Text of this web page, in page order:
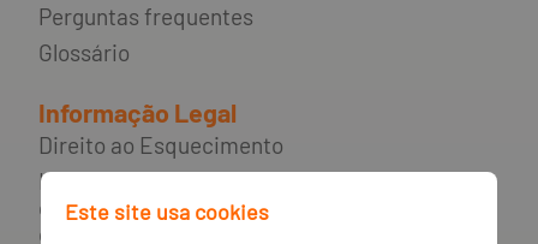
Perguntas frequentes
Glossário
Informação Legal
Direito ao Esquecimento
Incumprimento de contratos de
crédito e rede de apoio ao
consumidor endividado
Este site usa cookies